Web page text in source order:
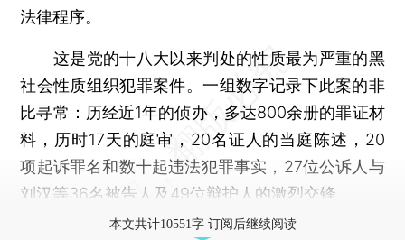
法律程序。
这是党的十八大以来判处的性质最为严重的黑
社会性质组织犯罪案件。一组数字记录下此案的非
比寻常：历经近1年的侦办，多达800余册的罪证材
料，历时17天的庭审，20名证人的当庭陈述，20
项起诉罪名和数十起违法犯罪事实，27位公诉人与
刘汉等36名被告人及49位辩护人的激烈交锋……
本文共计10551字 订阅后继续阅读